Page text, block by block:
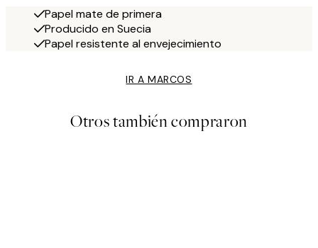
Papel mate de primera
Producido en Suecia
Papel resistente al envejecimiento
IR A MARCOS
Otros también compraron